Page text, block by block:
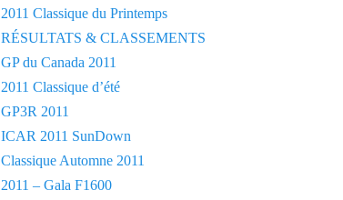
2011 Classique du Printemps
RÉSULTATS & CLASSEMENTS
GP du Canada 2011
2011 Classique d’été
GP3R 2011
ICAR 2011 SunDown
Classique Automne 2011
2011 – Gala F1600